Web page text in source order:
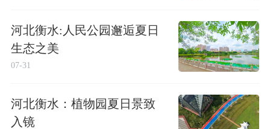
河北衡水:人民公园邂逅夏日
生态之美
07-31
河北衡水：植物园夏日景致
入镜